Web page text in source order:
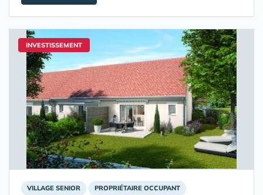
INVESTISSEMENT
VILLAGE SENIOR PROPRIÉTAIRE OCCUPANT